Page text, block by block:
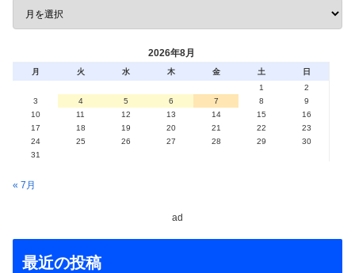
2026年8月
月 火 水 木 金 土
日
1
2
3
4 5 6 7 8
9
10
11 12 13 14 15
16
17
18 19 20 21 22
23
24
25 26 27 28 29
30
31
« 7月
ad
最近の投稿